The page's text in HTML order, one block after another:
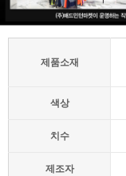
제품소재
색상
치수
제조자